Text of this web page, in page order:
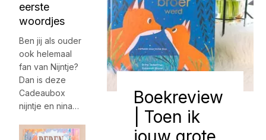
eerste
woordjes
Ben jij als ouder
ook helemaal
fan van Nijntje?
Dan is deze
Cadeaubox
nijntje en nina…
Boekreview
| Toen ik